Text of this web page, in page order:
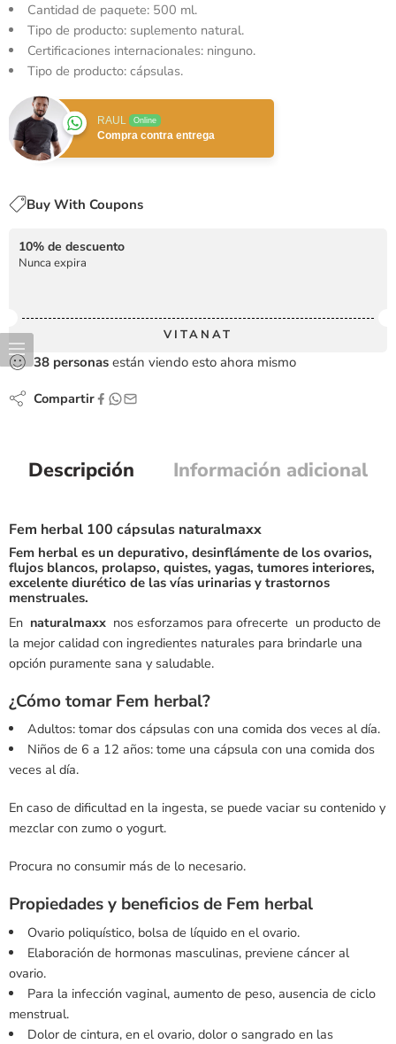
Cantidad de paquete: 500 ml.
Tipo de producto: suplemento natural.
Certificaciones internacionales: ninguno.
Tipo de producto: cápsulas.
RAUL Online
Compra contra entrega
Buy With Coupons
10% de descuento
Nunca expira
VITANAT
38 personas están viendo esto ahora mismo
Compartir
Descripción Información adicional
Fem herbal 100 cápsulas naturalmaxx
Fem herbal es un depurativo, desinflámente de los ovarios,
flujos blancos, prolapso, quistes, yagas, tumores interiores,
excelente diurético de las vías urinarias y trastornos
menstruales.
En naturalmaxx nos esforzamos para ofrecerte un producto de
la mejor calidad con ingredientes naturales para brindarle una
opción puramente sana y saludable.
¿Cómo tomar Fem herbal?
Adultos: tomar dos cápsulas con una comida dos veces al día.
Niños de 6 a 12 años: tome una cápsula con una comida dos
veces al día.
En caso de dificultad en la ingesta, se puede vaciar su contenido y
mezclar con zumo o yogurt.
Procura no consumir más de lo necesario.
Propiedades y beneficios de Fem herbal
Ovario poliquístico, bolsa de líquido en el ovario.
Elaboración de hormonas masculinas, previene cáncer al
ovario.
Para la infección vaginal, aumento de peso, ausencia de ciclo
menstrual.
Dolor de cintura, en el ovario, dolor o sangrado en las